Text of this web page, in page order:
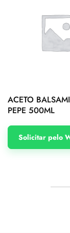
ACETO
PEPE 500ML
Solicitar pelo